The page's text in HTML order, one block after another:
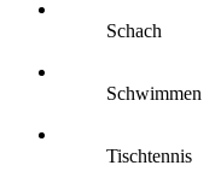
Schach
Schwimmen
Tischtennis